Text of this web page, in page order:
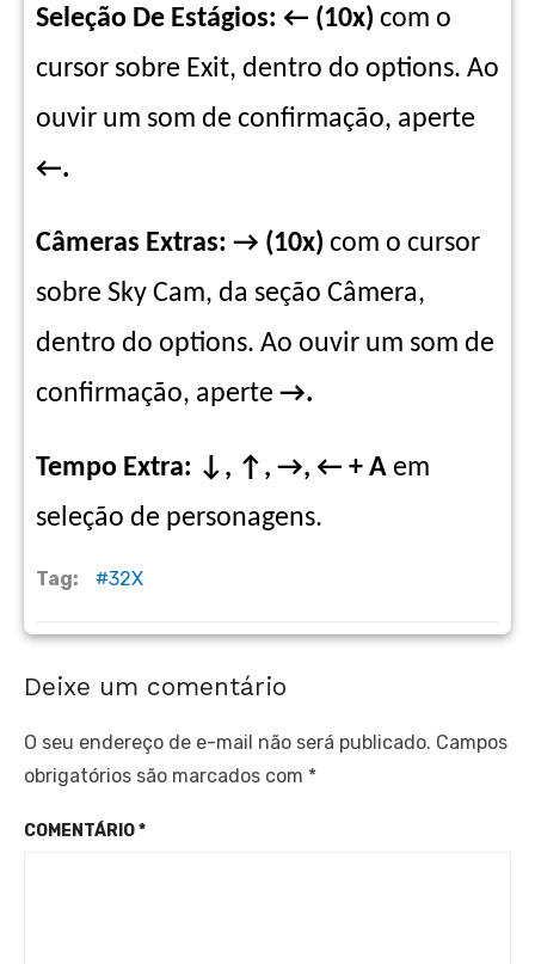
Seleção De Estágios: ← (10x) com o
cursor sobre Exit, dentro do options. Ao
ouvir um som de confirmação, aperte
←.
Câmeras Extras: → (10x) com o cursor
sobre Sky Cam, da seção Câmera,
dentro do options. Ao ouvir um som de
confirmação, aperte →.
Tempo Extra: ↓, ↑, →, ← + A em
seleção de personagens.
Tag: 32X
Deixe um comentário
O seu endereço de e-mail não será publicado. Campos
obrigatórios são marcados com *
COMENTÁRIO*